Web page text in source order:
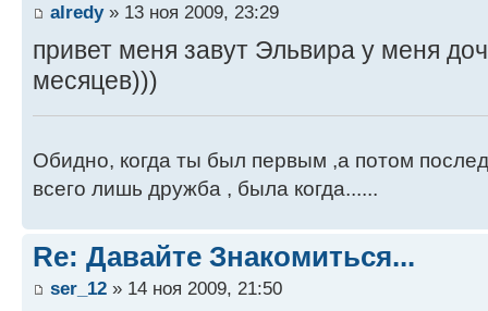
alredy» 13 ноя 2009, 23:29
привет меня завут Эльвира у меня
месяцев)))
Обидно, когда ты был первым ,а потом
всего лишь дружба , была когда......
Re: Давайте Знакомиться...
ser_12 » 14 ноя 2009, 21:50